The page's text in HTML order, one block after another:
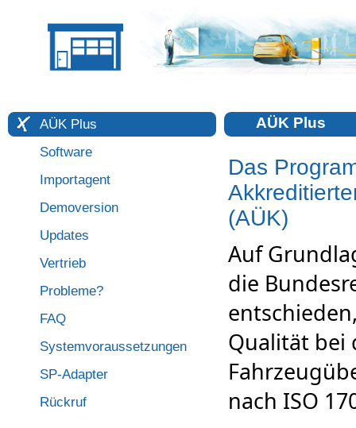
AÜK Plus
Software
Importagent
Demoversion
Updates
Vertrieb
Probleme?
FAQ
Systemvoraussetzungen
SP-Adapter
Rückruf
AÜK Plus
Das
(AÜK)
Auf
die
Qualität bei
nach ISO